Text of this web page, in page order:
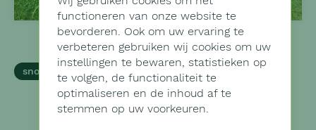
snoeien-en-scheren
functioneren van onze website te
bevorderen. Ook om uw ervaring te
verbeteren gebruiken wij cookies om uw
instellingen te bewaren, statistieken op
te volgen, de functionaliteit te
optimaliseren en de inhoud af te
stemmen op uw voorkeuren.